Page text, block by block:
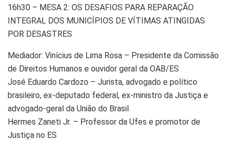
16h30 – MESA 2: OS DESAFIOS PARA REPARAÇÃO
INTEGRAL DOS MUNICÍPIOS DE VÍTIMAS ATINGIDAS
POR DESASTRES
Mediador: Vinícius de Lima Rosa – Presidente da Comissão
de Direitos Humanos e ouvidor geral da OAB/ES
José Eduardo Cardozo – Jurista, advogado e político
brasileiro, ex-deputado federal, ex-ministro da Justiça e
advogado-geral da União do Brasil
Hermes Zaneti Jr. – Professor da Ufes e promotor de
Justiça no ES